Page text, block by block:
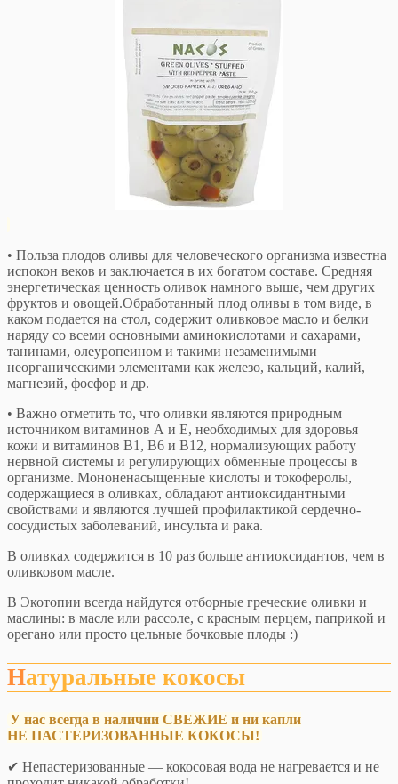
• Польза плодов оливы для человеческого организма известна
испокон веков и заключается в их богатом составе. Средняя
энергетическая ценность оливок намного выше, чем других
фруктов и овощей.Обработанный плод оливы в том виде, в
каком подается на стол, содержит оливковое масло и белки
наряду со всеми основными аминокислотами и сахарами,
танинами, олеуропеином и такими незаменимыми
неорганическими элементами как железо, кальций, калий,
магнезий, фосфор и др.
• Важно отметить то, что оливки являются природным
источником витаминов А и Е, необходимых для здоровья
кожи и витаминов В1, В6 и В12, нормализующих работу
нервной системы и регулирующих обменные процессы в
организме. Мононенасыщенные кислоты и токоферолы,
содержащиеся в оливках, обладают антиоксидантными
свойствами и являются лучшей профилактикой сердечно-
сосудистых заболеваний, инсульта и рака.
В оливках содержится в 10 раз больше антиоксидантов, чем в
оливковом масле.
В Экотопии всегда найдутся отборные греческие оливки и
маслины: в масле или рассоле, с красным перцем, паприкой и
орегано или просто цельные бочковые плоды :)
Натуральные кокосы
У нас всегда в наличии СВЕЖИЕ и ни капли
НЕ ПАСТЕРИЗОВАННЫЕ КОКОСЫ!
✔ Непастеризованные — кокосовая вода не нагревается и не